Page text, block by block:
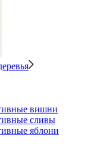
вишни
сливы
яблони